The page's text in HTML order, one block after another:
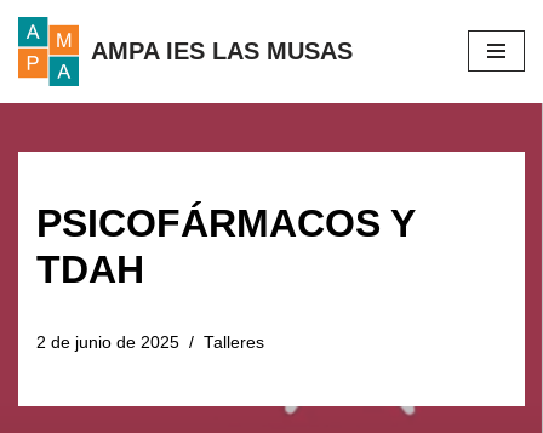
Saltar
AMPA IES LAS MUSAS
PSICOFÁRMACOS Y
TDAH
2 de junio de 2025 Talleres